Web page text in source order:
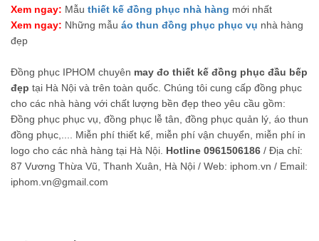
Xem ngay: Mẫu thiết kế đồng phục nhà hàng mới nhất
Xem ngay: Những mẫu áo thun đồng phục phục vụ nhà hàng
đẹp
Đồng phục IPHOM chuyên may đo thiết kế đồng phục đầu bếp
đẹp tại Hà Nội và trên toàn quốc. Chúng tôi cung cấp đồng phục
cho các nhà hàng với chất lượng bền đẹp theo yêu cầu gồm:
Đồng phục phục vụ, đồng phục lễ tân, đồng phục quản lý, áo thun
đồng phục,.... Miễn phí thiết kế, miễn phí vận chuyển, miễn phí in
logo cho các nhà hàng tại Hà Nội. Hotline 0961506186 / Địa chỉ:
87 Vương Thừa Vũ, Thanh Xuân, Hà Nội / Web: iphom.vn / Email:
iphom.vn@gmail.com